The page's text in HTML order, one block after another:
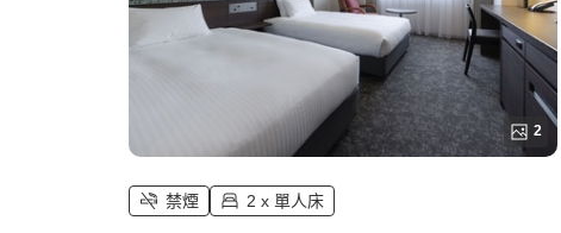
2
禁煙 2 x 單人床